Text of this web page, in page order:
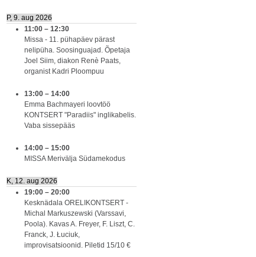
P, 9. aug 2026
11:00 – 12:30
Missa - 11. pühapäev pärast
nelipüha. Soosinguajad. Õpetaja
Joel Siim, diakon Renè Paats,
organist Kadri Ploompuu
13:00 – 14:00
Emma Bachmayeri loovtöö
KONTSERT "Paradiis" inglikabelis.
Vaba sissepääs
14:00 – 15:00
MISSA Merivälja Südamekodus
K, 12. aug 2026
19:00 – 20:00
Kesknädala ORELIKONTSERT -
Michal Markuszewski (Varssavi,
Poola). Kavas A. Freyer, F. Liszt, C.
Franck, J. Łuciuk,
improvisatsioonid. Piletid 15/10 €